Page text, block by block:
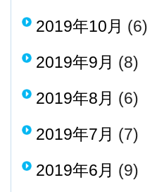
2019年10月 (6)
2019年9月 (8)
2019年8月 (6)
2019年7月 (7)
2019年6月 (9)